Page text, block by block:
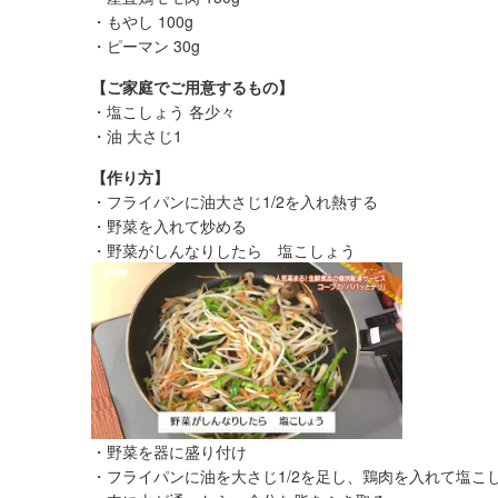
・もやし 100g
・ピーマン 30g
【ご家庭でご用意するもの】
・塩こしょう 各少々
・油 大さじ1
【作り方】
・フライパンに油大さじ1/2を入れ熱する
・野菜を入れて炒める
・野菜がしんなりしたら 塩こしょう
・野菜を器に盛り付け
・フライパンに油を大さじ1/2を足し、鶏肉を入れて塩こ